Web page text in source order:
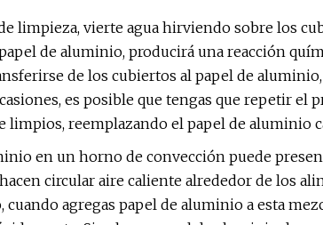
limpieza, vierte agua hirviendo sobre los
de aluminio, producirá una reacción
de los cubiertos al papel de
es posible que tengas que repetir el
limpios, reemplazando el papel de aluminio
en un horno de convección puede
circular aire caliente alrededor de los
agregas papel de aluminio a esta